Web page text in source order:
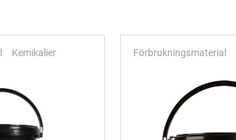
Kemikalier Förbrukningsmaterial